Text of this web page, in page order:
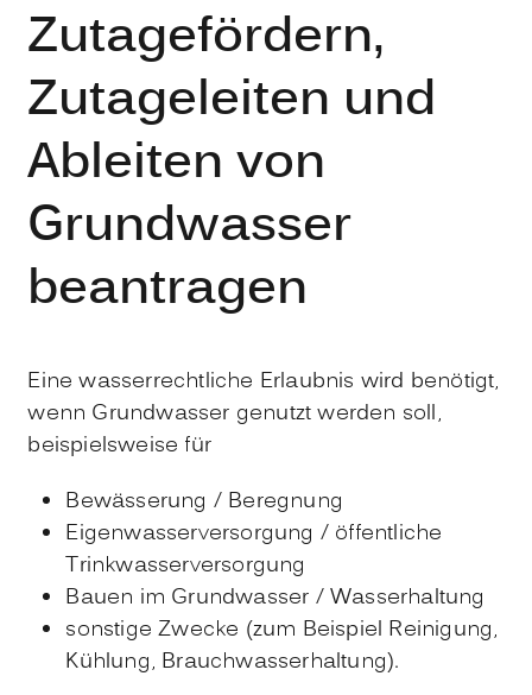
Zutagefördern,
Zutageleiten und
Ableiten von
Grundwasser
beantragen
Eine wasserrechtliche Erlaubnis wird benötigt,
wenn Grundwasser genutzt werden soll,
beispielsweise für
Bewässerung / Beregnung
Eigenwasserversorgung / öffentliche
Trinkwasserversorgung
Bauen im Grundwasser / Wasserhaltung
sonstige Zwecke (zum Beispiel Reinigung,
Kühlung, Brauchwasserhaltung).